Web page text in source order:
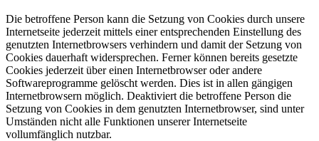
Die betroffene Person kann die Setzung von Cookies durch unsere
Internetseite jederzeit mittels einer entsprechenden Einstellung des
genutzten Internetbrowsers verhindern und damit der Setzung von
Cookies dauerhaft widersprechen. Ferner können bereits gesetzte
Cookies jederzeit über einen Internetbrowser oder andere
Softwareprogramme gelöscht werden. Dies ist in allen gängigen
Internetbrowsern möglich. Deaktiviert die betroffene Person die
Setzung von Cookies in dem genutzten Internetbrowser, sind unter
Umständen nicht alle Funktionen unserer Internetseite
vollumfänglich nutzbar.